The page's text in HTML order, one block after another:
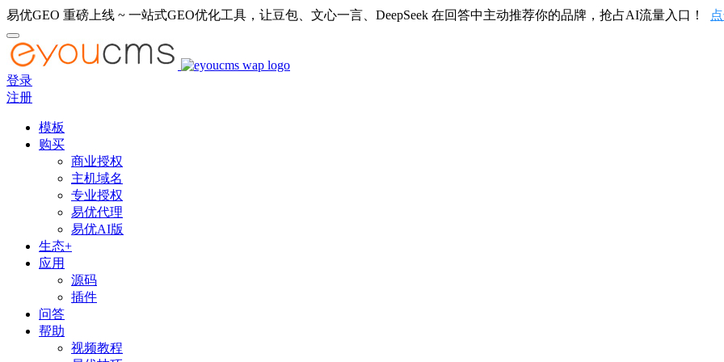
易优GEO 重磅上线 ~ 一站式GEO优化工具，让豆包、文心一言、DeepSeek 在回答中主动推荐你的品牌，抢占AI流量入口！
登录
注册
模板
购买
商业授权
主机域名
专业授权
易优代理
易优AI版
生态+
应用
源码
插件
问答
帮助
视频教程